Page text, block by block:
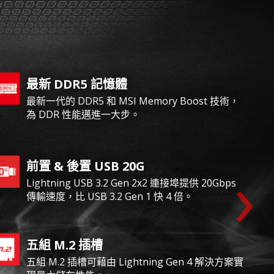
最新 DDR5 記憶體
最新一代的 DDR5 和 MSI Memory Boost 技術，
為 DDR 性能邁進一大步。
前置 & 後置 USB 20G
Lightning USB 3.2 Gen 2x2 連接埠提供 20Gbps
傳輸速度，比 USB 3.2 Gen 1 快 4 倍。
五組 M.2 插槽
五組 M.2 插槽可藉由 Lightning Gen 4 解決方案實
›